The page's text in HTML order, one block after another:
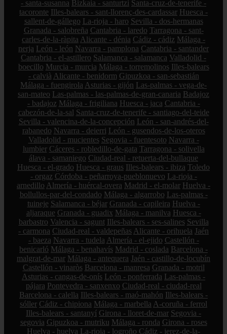
- santa-susanna Bizkaia - santurtzi Santa-cruz-de-tenerife -
tacoronte Illes-balears - sant-llorenç-des-cardassar Huesca -
sallent-de-gállego La-rioja - haro Sevilla - dos-hermanas
Granada - salobreña Cantabria - laredo Tarragona - sant-
carles-de-la-ràpita Alicante - dénia Cádiz - cádiz Málaga -
nerja León - león Navarra - pamplona Cantabria - santander
Cantabria - el-astillero Salamanca - salamanca Valladolid -
boecillo Murcia - murcia Málaga - torremolinos Illes-balears
- calvià Alicante - benidorm Gipuzkoa - san-sebastián
Málaga - fuengirola Asturias - gijón Las-palmas - vega-de-
san-mateo Las-palmas - las-palmas-de-gran-canaria Badajoz
- badajoz Málaga - frigiliana Huesca - jaca Cantabria -
cabezón-de-la-sal Santa-cruz-de-tenerife - santiago-del-teide
Sevilla - valencina-de-la-concepción León - san-andrés-del-
rabanedo Navarra - deierri León - gusendos-de-los-oteros
Valladolid - mucientes Segovia - fuentesoto Navarra -
lumbier Cáceres - robledillo-de-gata Tarragona - solivella
álava - samaniego Ciudad-real - retuerta-del-bullaque
Huesca - el-grado Huesca - graus Illes-balears - ibiza Toledo
- orgaz Córdoba - peñarroya-pueblonuevo La-rioja -
arnedillo Almería - huércal-overa Madrid - el-molar Huelva -
bollullos-par-del-condado Málaga - algarrobo Las-palmas -
tuineje Salamanca - béjar Granada - capileira Huelva -
aljaraque Granada - guadix Málaga - manilva Huesca -
barbastro Valencia - sagunt Illes-balears - ses-salines Sevilla
- carmona Ciudad-real - valdepeñas Alicante - orihuela Jaén
- baeza Navarra - tudela Almería - el-ejido Castellón -
benicarló Málaga - benahavís Madrid - coslada Barcelona -
malgrat-de-mar Málaga - antequera Jaén - castillo-de-locubín
Castellón - vinaròs Barcelona - manresa Granada - motril
Asturias - cangas-de-onís León - ponferrada Las-palmas -
pájara Pontevedra - sanxenxo Ciudad-real - ciudad-real
Barcelona - calella Illes-balears - maó-mahón Illes-balears -
sóller Cádiz - chipiona Málaga - marbella A-coruña - ferrol
Illes-balears - santanyí Girona - lloret-de-mar Segovia -
segovia Gipuzkoa - mutriku Málaga - ronda Girona - roses
Huelva - huelva La-rioja - logroño Cádiz - jerez-de-la-